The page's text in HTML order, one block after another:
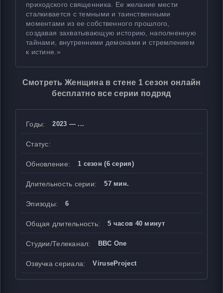
приходского священника. Ее желание мести
сталкивается с темными и таинственными
моментами из ее собственного прошлого,
создавая захватывающую историю, наполненную
тайнами, внутренними демонами и стремлением
к истине.»
Смотреть Женщина в стене 1 сезон онлайн
бесплатно все серии подряд
Годы: 2023 — ...
Статус:
Обновление: 1 сезон (6 серия)
Длительность серии: 57 мин.
Эпизоды: 6
Общая длительность: 5 часов 40 минут
Студии/Телеканал: BBC One
Озвучка сериала: ViruseProject